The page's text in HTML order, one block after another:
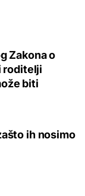
Zakona o
roditelji
biti
ih nosimo